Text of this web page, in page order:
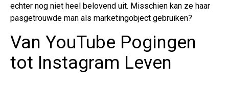
echter nog niet heel belovend uit. Misschien kan ze haar
pasgetrouwde man als marketingobject gebruiken?
Van YouTube Pogingen
tot Instagram Leven